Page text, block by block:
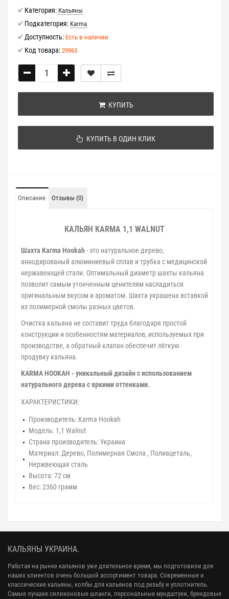
Категория: Кальяны
Подкатегория: Karma
Доступность: Есть в наличии
Код товара: 29963
КУПИТЬ
КУПИТЬ В ОДИН КЛИК
Описание Отзывы (0)
КАЛЬЯН KARMA 1,1 WALNUT
Шахта Karma Hookah- это натуральное дерево,
аннодированый алюминиевый сплав и трубка с медицинской
нержавеющей стали. Оптимальный диаметр шахты кальяна
позволит самым утонченным ценителям насладиться
оригинальным вкусом и ароматом. Шахта украшена вставкой
из полимерной смолы разных цветов.
Очистка кальяна не составит труда благодаря простой
конструкции и особенностям материалов, используемых при
производстве, а обратный клапан обеспечит лёгкую
продувку кальяна.
KARMA HOOKAH - уникальный дизайн с использованием
натурального дерева с яркими оттенками.
ХАРАКТЕРИСТИКИ:
Производитель: Karma Hookah
Модель: 1,1 Walnut
Страна производитель: Украина
Материал: Дерево, Полимерная Смола , Полиацеталь,
Нержвеющая сталь
Высота: 72 см
Вес: 2360 грамм
КАЛЬЯНЫ УКРАИНА.
Работая на рынке кальянов уже длительное время, мы подготовили для
наших клиентов очень большой ассортимент товара. Современные и
классические кальяны, колбы для кальянов под резьбу и уплотнитель.
Самые лучшие силиконовые шланги, персональные мундштуки, брендовые